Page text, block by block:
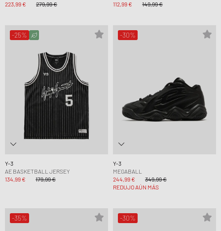
223,99 €
279,99 €
112,99 €
149,99 €
-25%
Y-3
AE BASKETBALL JERSEY
134,99 €
179,99 €
-30%
Y-3
MEGABALL
244,99 €
349,99 €
REDUJO AÚN MÁS
-35% -30%